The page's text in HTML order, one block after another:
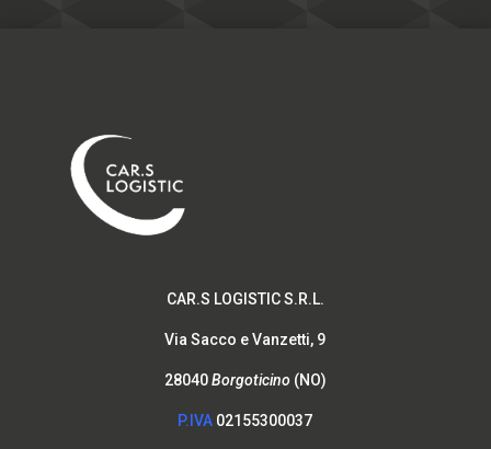
CAR.S LOGISTIC S.R.L.
Via Sacco e Vanzetti, 9
28040Borgoticino (NO)
P.IVA 02155300037